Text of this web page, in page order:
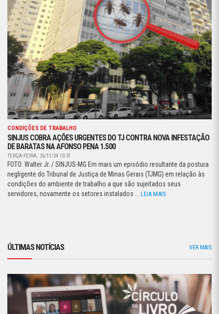
CONDIÇÕES DE TRABALHO
SINJUS COBRA AÇÕES URGENTES DO TJ CONTRA NOVA INFESTAÇÃO
DE BARATAS NA AFONSO PENA 1.500
TERÇA-FEIRA, 26/11/24 10:31
FOTO: Walter Jr. / SINJUS-MG Em mais um episódio resultante da postura
negligente do Tribunal de Justiça de Minas Gerais (TJMG) em relação às
condições do ambiente de trabalho a que são sujeitados seus
servidores, novamente os setores instalados ... LEIA MAIS
ÚLTIMAS NOTÍCIAS VER MAIS